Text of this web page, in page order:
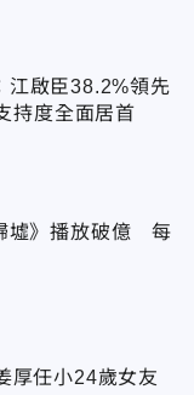
江啟臣38.2%領先
度全面居首
墟》播放破億 每
厚任小24歲女友